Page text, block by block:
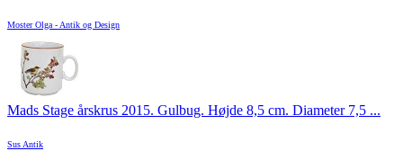
Moster Olga - Antik og Design
Mads Stage årskrus 2015. Gulbug. Højde 8,5 cm. Diameter 7,5 ...
Sus Antik